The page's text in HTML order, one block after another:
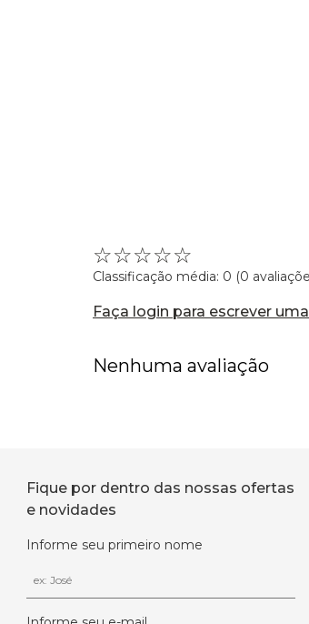
☆☆☆☆☆
Classificação média: 0 (0
Faça login para escrever
Nenhuma avaliação
Fique por dentro das nossas ofertas
e novidades
Informe seu primeiro nome